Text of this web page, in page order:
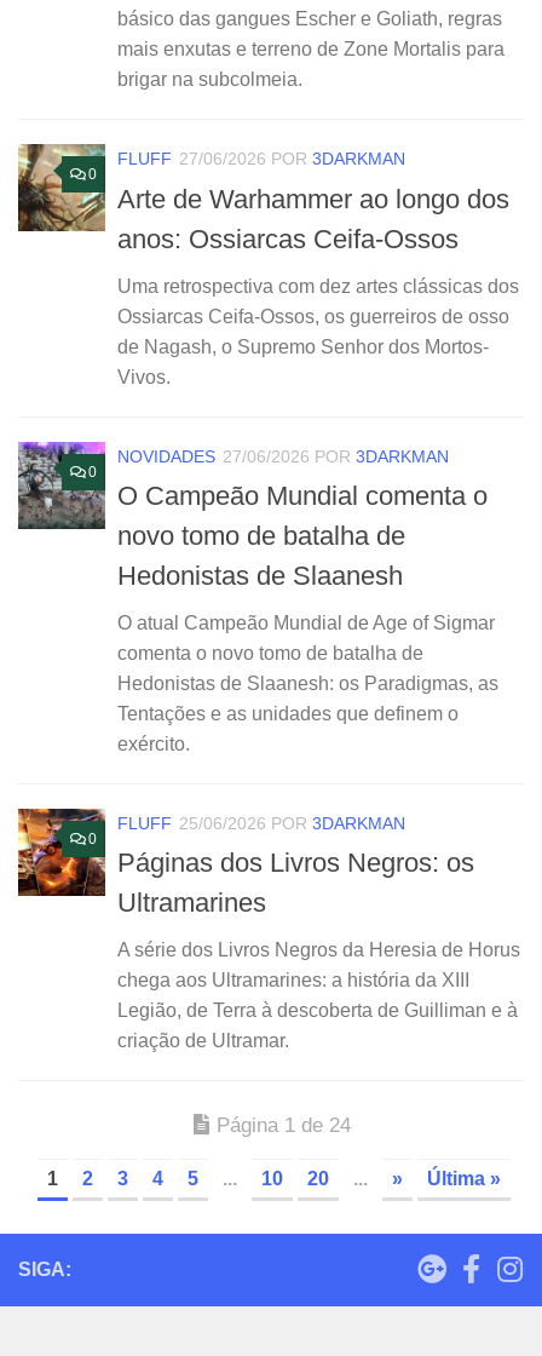
básico das gangues Escher e Goliath, regras
mais enxutas e terreno de Zone Mortalis para
brigar na subcolmeia.
0
FLUFF 27/06/2026 POR 3DARKMAN
Arte de Warhammer ao longo dos
anos: Ossiarcas Ceifa-Ossos
Uma retrospectiva com dez artes clássicas dos
Ossiarcas Ceifa-Ossos, os guerreiros de osso
de Nagash, o Supremo Senhor dos Mortos-
Vivos.
0
NOVIDADES 27/06/2026 POR 3DARKMAN
O Campeão Mundial comenta o
novo tomo de batalha de
Hedonistas de Slaanesh
O atual Campeão Mundial de Age of Sigmar
comenta o novo tomo de batalha de
Hedonistas de Slaanesh: os Paradigmas, as
Tentações e as unidades que definem o
exército.
0
FLUFF 25/06/2026 POR 3DARKMAN
Páginas dos Livros Negros: os
Ultramarines
A série dos Livros Negros da Heresia de Horus
chega aos Ultramarines: a história da XIII
Legião, de Terra à descoberta de Guilliman e à
criação de Ultramar.
Página 1 de 24
1 2 3 4 5 ... 10 20 ... » Última »
SIGA: